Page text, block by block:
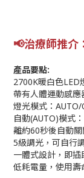
📢治療師推介
產品要點:
2700K暖白色LED
帶有人體運動感
燈光模式：
自動(AUTO)模式
離約60秒後自動
5級調光，可自行
一體式設計，即插
低耗電量，使用